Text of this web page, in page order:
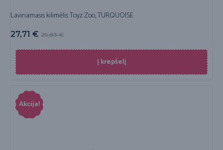
Lavinamasis kilimėlis Toyz Zoo, TURQUOISE
29,83€
27,71 €
Į krepšelį
Akcija!